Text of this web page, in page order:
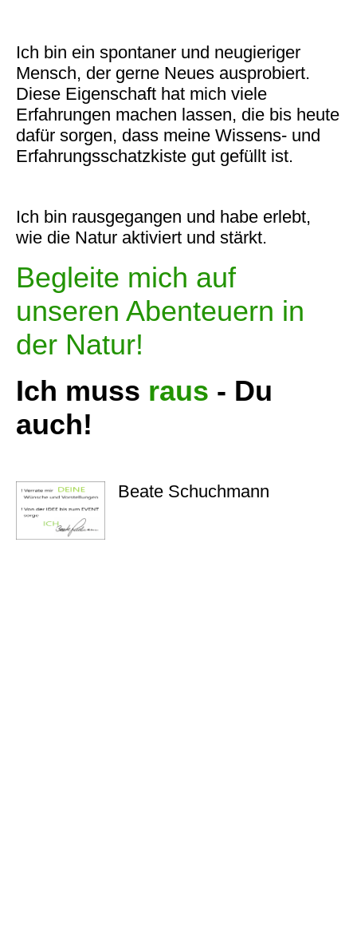
Ich bin ein spontaner und neugieriger
Mensch, der gerne Neues ausprobiert.
Diese Eigenschaft hat mich viele
Erfahrungen machen lassen, die bis heute
dafür sorgen, dass meine Wissens- und
Erfahrungsschatzkiste gut gefüllt ist.
Ich bin rausgegangen und habe erlebt,
wie die Natur aktiviert und stärkt.
Begleite mich auf
unseren Abenteuern in
der Natur!
Ich muss raus - Du
auch!
Beate Schuchmann